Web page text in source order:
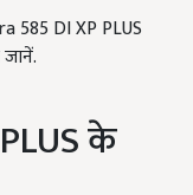
DI XP PLUS
के